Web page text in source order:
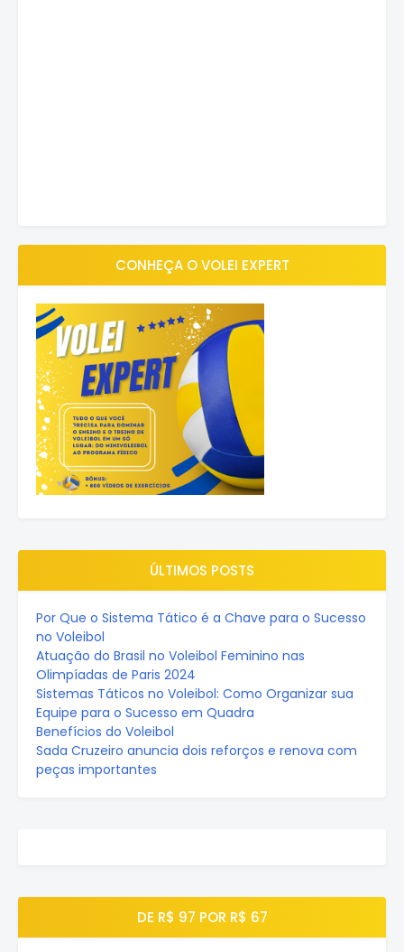
CONHEÇA O VOLEI EXPERT
ÚLTIMOS POSTS
Por Que o Sistema Tático é a Chave para o Sucesso
no Voleibol
Atuação do Brasil no Voleibol Feminino nas
Olimpíadas de Paris 2024
Sistemas Táticos no Voleibol: Como Organizar sua
Equipe para o Sucesso em Quadra
Benefícios do Voleibol
Sada Cruzeiro anuncia dois reforços e renova com
peças importantes
DE R$ 97 POR R$ 67